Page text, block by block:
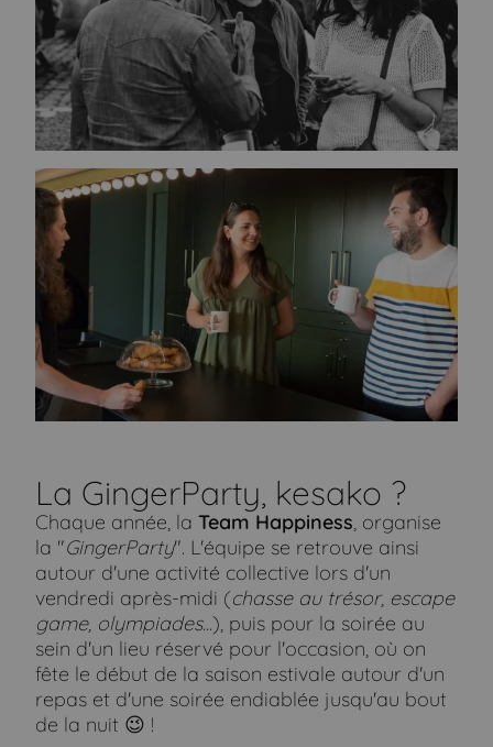
La GingerParty, kesako ?
Chaque année, laTeam Happiness, organise
la "GingerParty". L'équipe se retrouve ainsi
autour d'une activité collective lors d'un
vendredi après-midi (chasse au trésor, escape
game, olympiades...), puis pour la soirée au
sein d'un lieu réservé pour l'occasion, où on
fête le début de la saison estivale autour d'un
repas et d'une soirée endiablée jusqu'au bout
de la nuit 😉 !